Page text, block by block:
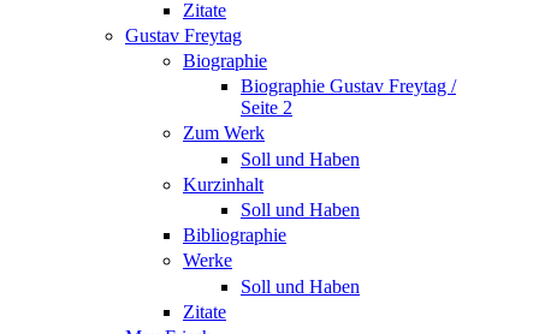
Zitate
Gustav Freytag
Biographie
Biographie Gustav Freytag /
Seite 2
Zum Werk
Soll und Haben
Kurzinhalt
Soll und Haben
Bibliographie
Werke
Soll und Haben
Zitate